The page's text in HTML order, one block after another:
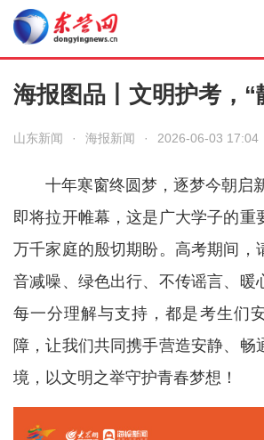
海报图品丨文明护考，“
山东新闻 · 海报新闻 · 2026-06-03 17:04
十年寒窗终圆梦，逐梦今朝启
即将拉开帷幕，这是广大学子的重
万千家庭的殷切期盼。高考期间，
音减噪、绿色出行、不传谣言、暖
每一分理解与支持，都是考生们
障，让我们共同携手营造安静、畅
境，以文明之举守护青春梦想！